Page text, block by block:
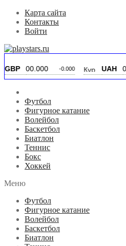
Карта сайта
Контакты
Войти
00.000 -0.000 UAH 00.000
Футбол
Фигурное катание
Волейбол
Баскетбол
Биатлон
Теннис
Бокс
Хоккей
Меню
Футбол
Фигурное катание
Волейбол
Баскетбол
Биатлон